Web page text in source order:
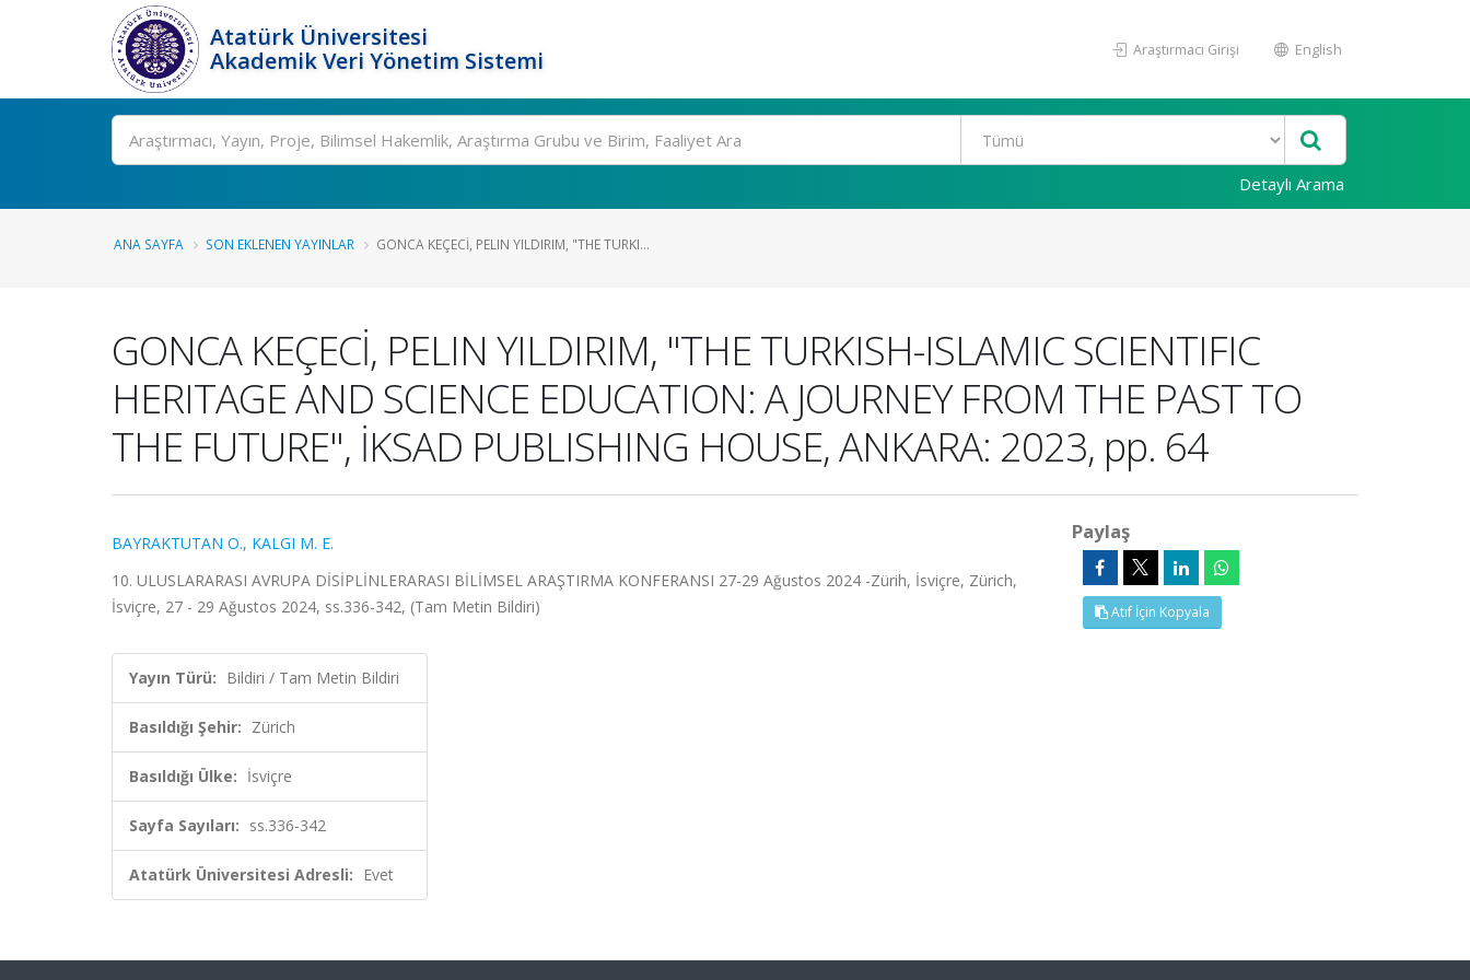
Atatürk Üniversitesi
Akademik Veri Yönetim Sistemi
Araştırmacı Girişi English
Ara
Detaylı Arama
ANA SAYFA SON EKLENEN YAYINLAR GONCA KEÇECİ, PELIN YILDIRIM, "THE TURKI...
GONCA KEÇECİ, PELIN YILDIRIM, "THE TURKISH-ISLAMIC SCIENTIFIC
HERITAGE AND SCIENCE EDUCATION: A JOURNEY FROM THE PAST TO
THE FUTURE", İKSAD PUBLISHING HOUSE, ANKARA: 2023, pp. 64
BAYRAKTUTAN O., KALGI M. E.
10. ULUSLARARASI AVRUPA DİSİPLİNLERARASI BİLİMSEL ARAŞTIRMA KONFERANSI 27-29 Ağustos 2024 -Zürih, İsviçre, Zürich,
İsviçre, 27 - 29 Ağustos 2024, ss.336-342, (Tam Metin Bildiri)
Yayın Türü: Bildiri / Tam Metin Bildiri
Basıldığı Şehir: Zürich
Basıldığı Ülke: İsviçre
Sayfa Sayıları: ss.336-342
Atatürk Üniversitesi Adresli: Evet
Paylaş
Atıf İçin Kopyala